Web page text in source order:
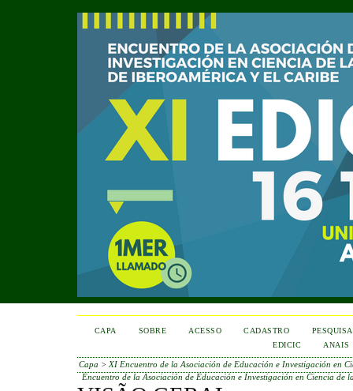
CAPA SOBRE ACESSO CADASTRO
PESQUISA
EDICIC
ANAIS
Capa > XI Encuentro de la Asociación de Educación e Investigación en
Encuentro de la Asociación de Educación e Investigación en Ciencia de